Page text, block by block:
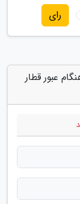
رای
عبور قطار